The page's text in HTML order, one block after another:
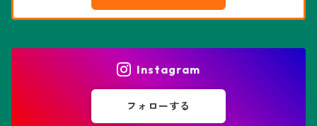
花園兜
エリオシケ属
パキポディウム属
フェネストラリア属
Instagram
フォローする